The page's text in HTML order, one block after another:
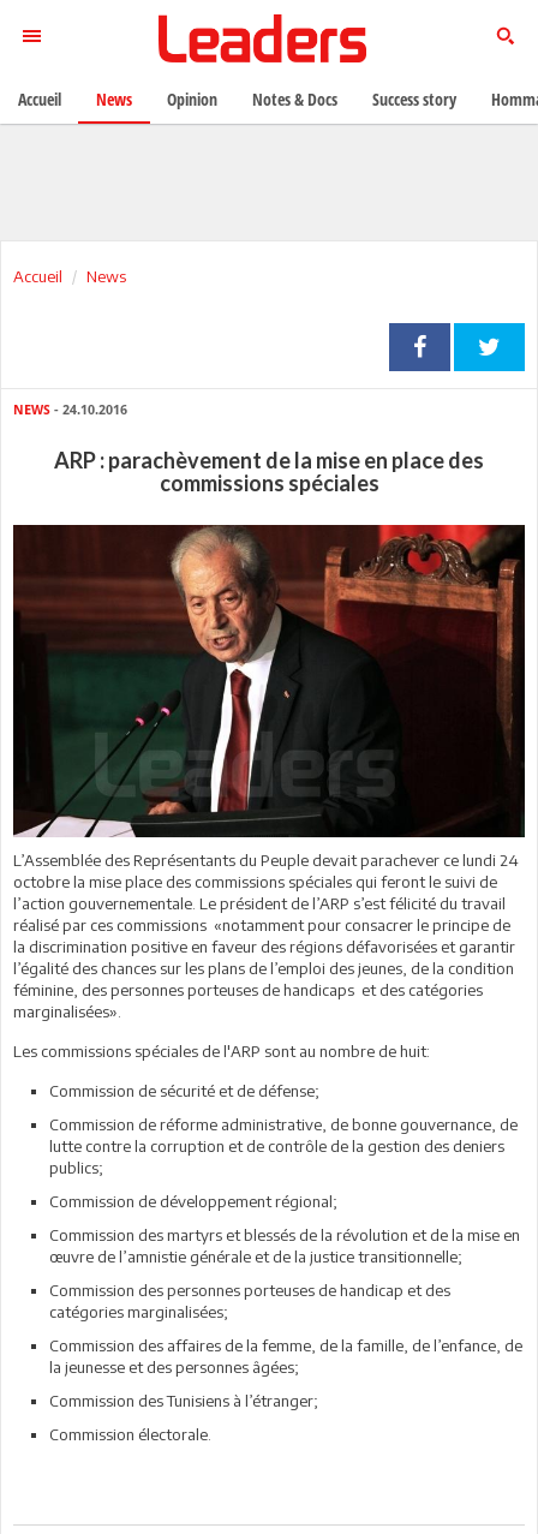
Accueil News
NEWS - 24.10.2016
ARP : parachèvement de la mise en place des
commissions spéciales
L’Assemblée des Représentants du Peuple devait parachever ce lundi 24
octobre la mise place des commissions spéciales qui feront le suivi de
l’action gouvernementale. Le président de l’ARP s’est félicité du travail
réalisé par ces commissions «notamment pour consacrer le principe de
la discrimination positive en faveur des régions défavorisées et garantir
l’égalité des chances sur les plans de l’emploi des jeunes, de la condition
féminine, des personnes porteuses de handicaps et des catégories
marginalisées».
Les commissions spéciales de l'ARP sont au nombre de huit:
Commission de sécurité et de défense;
Commission de réforme administrative, de bonne gouvernance, de
lutte contre la corruption et de contrôle de la gestion des deniers
publics;
Commission de développement régional;
Commission des martyrs et blessés de la révolution et de la mise en
œuvre de l’amnistie générale et de la justice transitionnelle;
Commission des personnes porteuses de handicap et des
catégories marginalisées;
Commission des affaires de la femme, de la famille, de l’enfance, de
la jeunesse et des personnes âgées;
Commission des Tunisiens à l’étranger;
Commission électorale.
Accueil News Opinion Notes & Docs Success story